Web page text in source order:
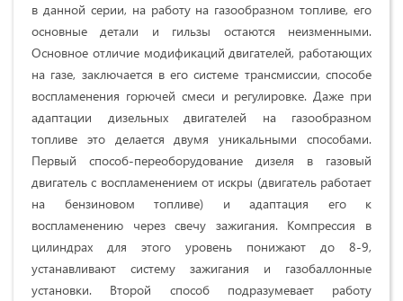
в данной серии, на работу на газообразном топливе, его
основные детали и гильзы остаются неизменными.
Основное отличие модификаций двигателей, работающих
на газе, заключается в его системе трансмиссии, способе
воспламенения горючей смеси и регулировке. Даже при
адаптации дизельных двигателей на газообразном
топливе это делается двумя уникальными способами.
Первый способ-переоборудование дизеля в газовый
двигатель с воспламенением от искры (двигатель работает
на бензиновом топливе) и адаптация его к
воспламенению через свечу зажигания. Компрессия в
цилиндрах для этого уровень понижают до 8-9,
устанавливают систему зажигания и газобаллонные
установки. Второй способ подразумевает работу